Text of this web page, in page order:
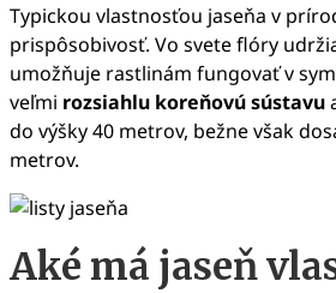
Typickou vlastnosťou jaseňa v
prispôsobivosť. Vo svete flóry
umožňuje rastlinám fungovať v
veľmi rozsiahlu koreňovú sústavu
do výšky 40 metrov, bežne však
metrov.
Aké má jaseň